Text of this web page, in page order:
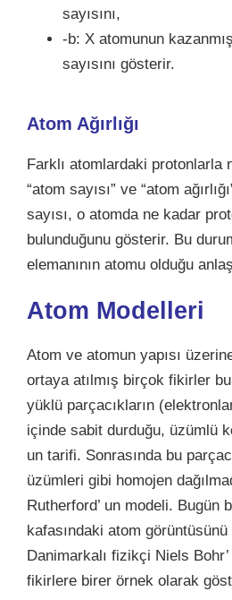
sayısını,
-b: X atomunun
sayısını gösterir.
Atom Ağırlığı
Farklı atomlardaki protonlarla
“atom sayısı” ve “atom
sayısı, o atomda ne kadar
bulunduğunu gösterir. Bu
elemanının atomu olduğu
Atom Modelleri
Atom ve atomun yapısı
ortaya atılmış birçok fikirler
yüklü parçacıkların
içinde sabit durduğu, üzümlü
un tarifi. Sonrasında bu
üzümleri gibi homojen
Rutherford’ un modeli. Bugün
kafasındaki atom
Danimarkalı fizikçi Niels
fikirlere birer örnek olarak